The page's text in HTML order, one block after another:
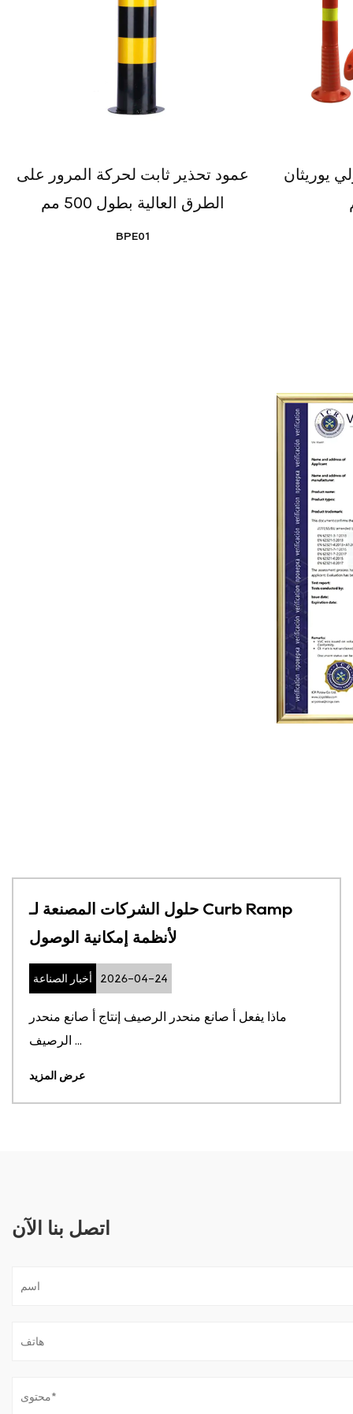
عمود تحذير ثابت لحركة المرور على
الطرق العالية بطول 500 مم
BPE01
يوريثان
حلول الشركات المصنعة لـ Curb Ramp
لأنظمة إمكانية الوصول
أخبار الصناعة 2026-04-24
ماذا يفعل أ صانع منحدر الرصيف إنتاج أ صانع منحدر
عرض المزيد
اتصل بنا الآن